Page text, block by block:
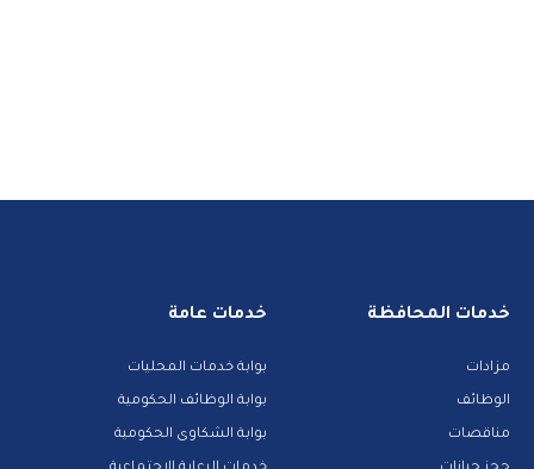
خدمات المحافظة
مزادات
الوظائف
مناقصات
خدمات عامة
بوابة خدمات المحليات
بوابة الوظائف الحكومية
بوابة الشكاوى الحكومية